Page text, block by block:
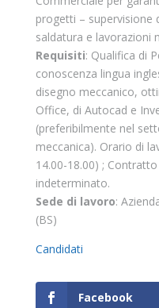
progetti – supervisione
saldatura e lavorazioni
Requisiti: Qualifica di
conoscenza lingua
disegno meccanico,
Office, di Autocad e
(preferibilmente nel
meccanica). Orario di
14.00-18.00) ;
indeterminato.
Sede di lavoro:
(BS)
Candidati
Facebook